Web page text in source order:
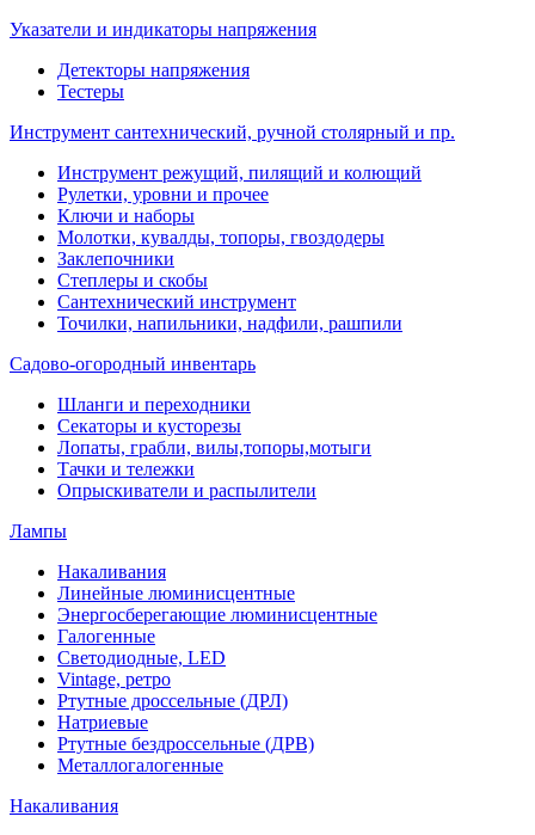
Указатели и индикаторы напряжения
Детекторы напряжения
Тестеры
Инструмент сантехнический, ручной столярный и пр.
Инструмент режущий, пилящий и колющий
Рулетки, уровни и прочее
Ключи и наборы
Молотки, кувалды, топоры, гвоздодеры
Заклепочники
Степлеры и скобы
Сантехнический инструмент
Точилки, напильники, надфили, рашпили
Садово-огородный инвентарь
Шланги и переходники
Секаторы и кусторезы
Лопаты, грабли, вилы,топоры,мотыги
Тачки и тележки
Опрыскиватели и распылители
Лампы
Накаливания
Линейные люминисцентные
Энергосберегающие люминисцентные
Галогенные
Светодиодные, LED
Vintage, ретро
Ртутные дроссельные (ДРЛ)
Натриевые
Ртутные бездроссельные (ДРВ)
Металлогалогенные
Накаливания